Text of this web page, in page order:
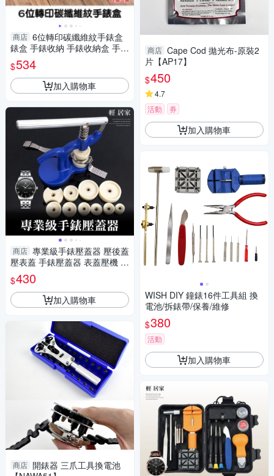
商店 6位轉印碳纖維紋手錶盒
錶盒 手錶收納 手錶收納盒 手錶
收藏盒-輕居家8829
$534
加入購物車
商店 專業級手錶壓蓋器 壓後蓋
壓表蓋 手錶壓蓋器 表蓋壓機 壓
床 修錶 專業手錶維修器-輕居
家8118
$430
加入購物車
商店 開錶器 三爪工具換電池
商店 Cape Cod 拋光布-原裝2
片【AP17】
$450
4.7
活動
券
加入購物車
WISH DIY 鐘錶16件工具組 換
電池/拆錶帶/保養/維修
$380
活動
加入購物車